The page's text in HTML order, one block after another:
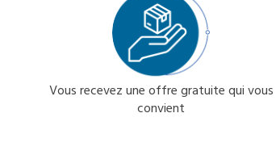
Vous recevez une offre gratuite qui vous
convient